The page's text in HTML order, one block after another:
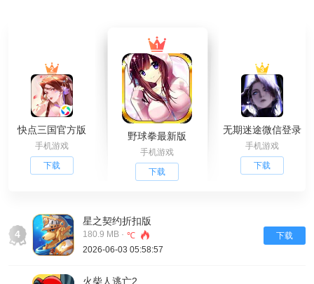
快点三国官方版
手机游戏
下载
野球拳最新版
手机游戏
下载
无期迷途微信登录
手机游戏
下载
4
星之契约折扣版
180.9 MB · ℃
2026-06-03 05:58:57
下载
火柴人逃亡2